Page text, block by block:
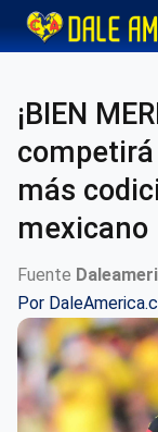
¡BIEN
más
mexicano
Fuente
Por